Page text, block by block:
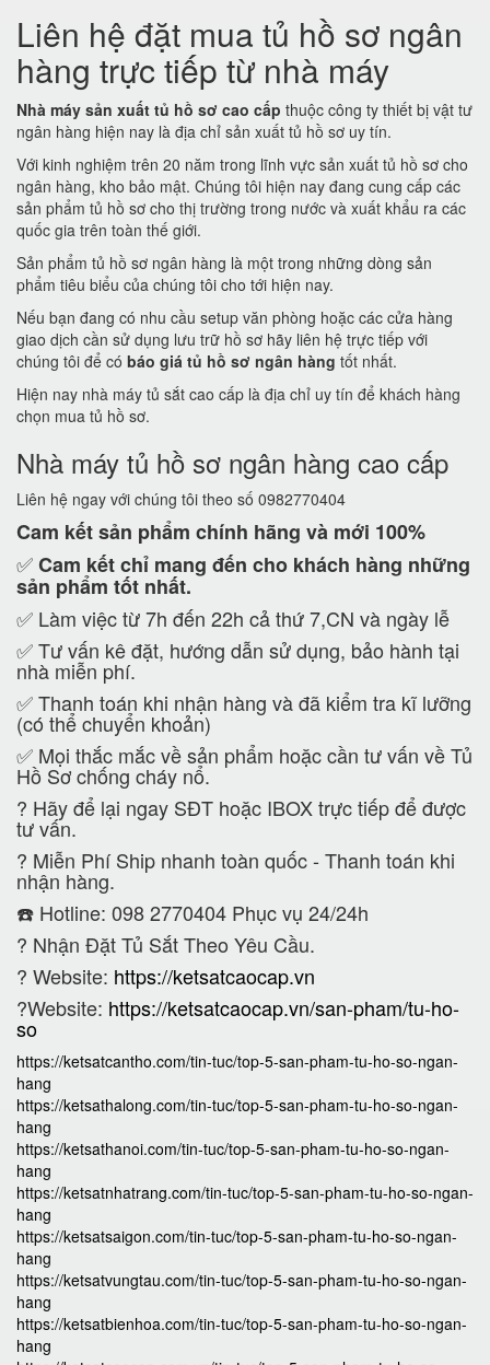
Liên hệ đặt mua tủ hồ sơ ngân
hàng trực tiếp từ nhà máy
Nhà máy sản xuất tủ hồ sơ cao cấp thuộc công ty thiết bị vật tư
ngân hàng hiện nay là địa chỉ sản xuất tủ hồ sơ uy tín.
Với kinh nghiệm trên 20 năm trong lĩnh vực sản xuất tủ hồ sơ cho
ngân hàng, kho bảo mật. Chúng tôi hiện nay đang cung cấp các
sản phẩm tủ hồ sơ cho thị trường trong nước và xuất khẩu ra các
quốc gia trên toàn thế giới.
Sản phẩm tủ hồ sơ ngân hàng là một trong những dòng sản
phẩm tiêu biểu của chúng tôi cho tới hiện nay.
Nếu bạn đang có nhu cầu setup văn phòng hoặc các cửa hàng
giao dịch cần sử dụng lưu trữ hồ sơ hãy liên hệ trực tiếp với
chúng tôi để có báo giá tủ hồ sơ ngân hàng tốt nhất.
Hiện nay nhà máy tủ sắt cao cấp là địa chỉ uy tín để khách hàng
chọn mua tủ hồ sơ.
Nhà máy tủ hồ sơ ngân hàng cao cấp
Liên hệ ngay với chúng tôi theo số 0982770404
Cam kếtsản phẩm chính hãng và mới 100%
✅Cam kếtchỉ mang đến cho khách hàng những
sản phẩm tốt nhất.
✅ Làm việc từ 7h đến 22h cả thứ 7,CN và ngày lễ
✅ Tư vấn kê đặt, hướng dẫn sử dụng, bảo hành tại
nhà miễn phí.
✅ Thanh toán khi nhận hàng và đã kiểm tra kĩ lưỡng
(có thể chuyển khoản)
✅ Mọi thắc mắc về sản phẩm hoặc cần tư vấn về Tủ
Hồ Sơ chống cháy nổ.
? Hãy để lại ngay SĐT hoặc IBOX trực tiếp để được
tư vấn.
? Miễn Phí Ship nhanh toàn quốc - Thanh toán khi
nhận hàng.
☎️ Hotline: 098 2770404 Phục vụ 24/24h
? Nhận Đặt Tủ Sắt Theo Yêu Cầu.
? Website: https://ketsatcaocap.vn
?Website: https://ketsatcaocap.vn/san-pham/tu-ho-
so
https://ketsatcantho.com/tin-tuc/top-5-san-pham-tu-ho-so-ngan-
hang
https://ketsathalong.com/tin-tuc/top-5-san-pham-tu-ho-so-ngan-
hang
https://ketsathanoi.com/tin-tuc/top-5-san-pham-tu-ho-so-ngan-
hang
https://ketsatnhatrang.com/tin-tuc/top-5-san-pham-tu-ho-so-ngan-
hang
https://ketsatsaigon.com/tin-tuc/top-5-san-pham-tu-ho-so-ngan-
hang
https://ketsatvungtau.com/tin-tuc/top-5-san-pham-tu-ho-so-ngan-
hang
https://ketsatbienhoa.com/tin-tuc/top-5-san-pham-tu-ho-so-ngan-
hang